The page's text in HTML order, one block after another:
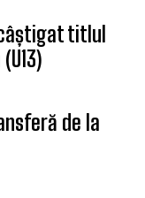
titlul
de la